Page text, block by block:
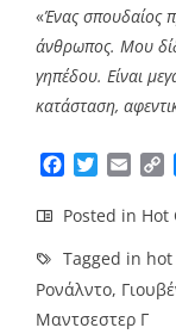
«Ένας σπουδαίος
άνθρωπος. Μου
γηπέδου. Είναι
κατάσταση,
Facebook
Twitter
Posted in Hot
Tagged in hot
Ρονάλντο,
Μαντσεστερ Γ